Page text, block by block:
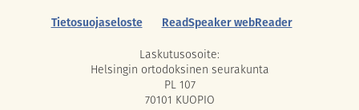
Tietosuojaseloste
ReadSpeaker webReader
Laskutusosoite:
Helsingin ortodoksinen seurakunta
PL 107
70101 KUOPIO